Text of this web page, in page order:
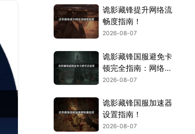
诡影藏锋提升网络流
畅度指南！
2026-08-07
诡影藏锋国服避免卡
顿完全指南：网络优
化与解决技巧！
2026-08-07
诡影藏锋国服加速器
设置指南！
2026-08-07